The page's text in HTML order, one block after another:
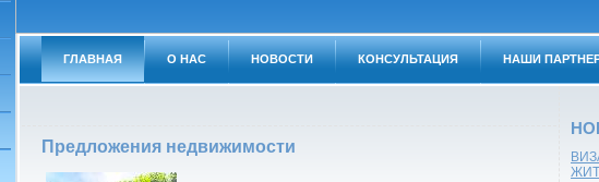
ГЛАВНАЯ О НАС НОВОСТИ КОНСУЛЬТАЦИЯ НАШИ
Предложения недвижимости